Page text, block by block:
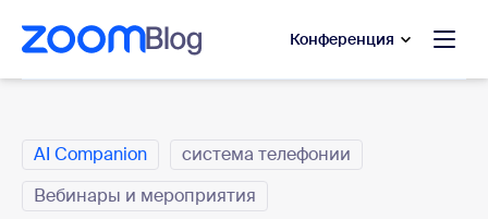
содержанию
в чат помощи
Конференция
AI Companion
система телефонии
Вебинары и мероприятия